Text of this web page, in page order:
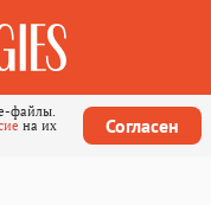
файлы.
на их
Согласен